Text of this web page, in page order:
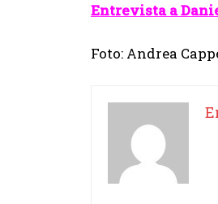
Entrevista a
Foto: Andrea